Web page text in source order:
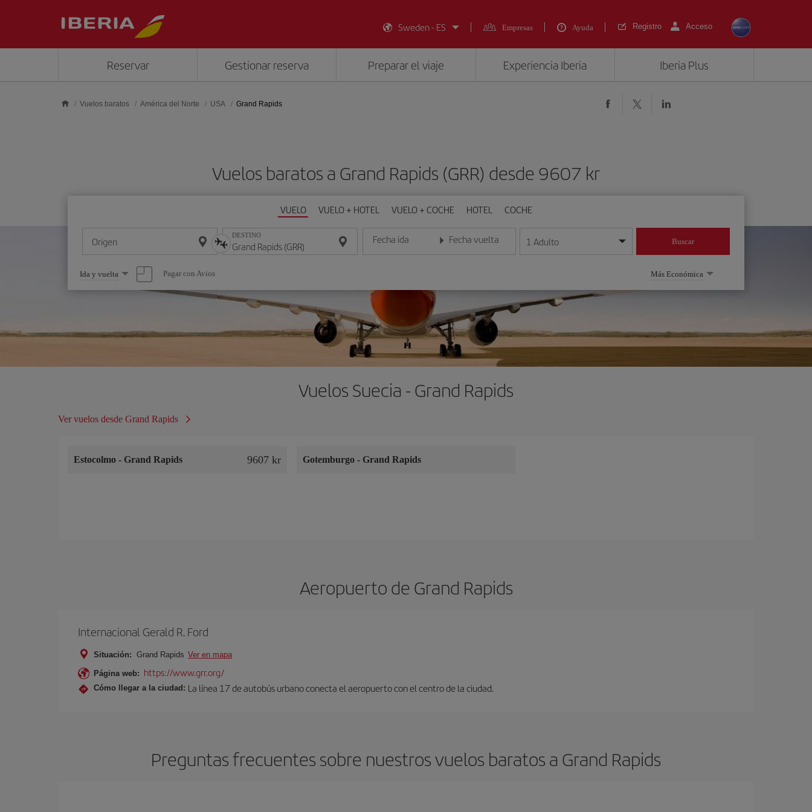
Sweden - ES
Empresas Ayuda Registro Acceso
Reservar Gestionar reserva Preparar el viaje Experiencia Iberia Iberia Plus
Vuelos baratos América del Norte USA Grand Rapids
Vuelos baratos a Grand Rapids (GRR) desde 9607 kr
VUELO VUELO + HOTEL VUELO + COCHE HOTEL COCHE
Origen DESTINO Fecha ida
Introduce la fecha en formato día/mes/año
Fecha vuelta
Introduce la fecha en formato día/mes/año
1 Adulto Buscar
Seleccione
una
opción
Ida y vuelta Pagar con Avios Más Económica
Vuelos Suecia - Grand Rapids
Ver vuelos desde Grand Rapids
Estocolmo - Grand Rapids 9607 kr Gotemburgo - Grand Rapids
Aeropuerto de Grand Rapids
Internacional Gerald R. Ford
Situación: Grand Rapids Ver en mapa
Página web: https://www.grr.org/
Cómo llegar a la ciudad: La línea 17 de autobús urbano conecta el aeropuerto con el centro de la ciudad.
Preguntas frecuentes sobre nuestros vuelos baratos a Grand Rapids